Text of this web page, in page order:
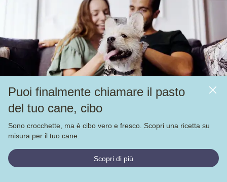
Puoi finalmente chiamare il pasto
del tuo cane, cibo
Sono crocchette, ma è cibo vero e fresco. Scopri una ricetta su
misura per il tuo cane.
Scopri di più
Prodotti
Altri link
Alimentazione
2022